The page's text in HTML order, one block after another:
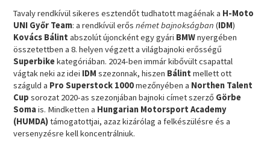
Tavaly rendkívül sikeres esztendőt tudhatott magáénak a H-Moto
UNI Győr Team: a rendkívül erősnémet bajnokságban(IDM)
Kovács Bálintabszolút újoncként egy gyári BMWnyergében
összetettben a 8. helyen végzett a világbajnoki erősségű
Superbikekategóriában. 2024-ben immár kibővült csapattal
vágtak neki az idei IDMszezonnak, hiszen Bálintmellett ott
száguld a Pro Superstock 1000mezőnyében a Northen Talent
Cupsorozat 2020-as szezonjában bajnoki címet szerző Görbe
Somais. Mindketten a Hungarian Motorsport Academy
(HUMDA)támogatottjai, azaz kizárólag a felkészülésre és a
versenyzésre kell koncentrálniuk.